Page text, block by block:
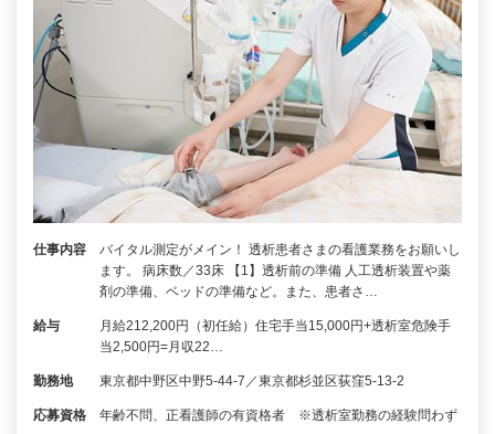
仕事内容
バイタル測定がメイン！ 透析患者さまの看護業務をお願いし
ます。 病床数／33床 【1】透析前の準備 人工透析装置や薬
剤の準備、ベッドの準備など。また、患者さ…
給与
月給212,200円（初任給）住宅手当15,000円+透析室危険手
当2,500円=月収22…
勤務地 東京都中野区中野5-44-7／東京都杉並区荻窪5-13-2
応募資格 年齢不問、正看護師の有資格者 ※透析室勤務の経験問わず